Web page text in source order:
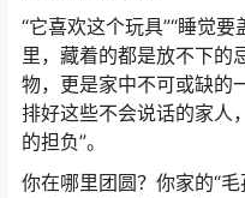
“它喜欢这个玩具”“睡觉
里，藏着的都是放不下的
物，更是家中不可或缺的
排好这些不会说话的家人
的担负”。
你在哪里团圆？你家的“